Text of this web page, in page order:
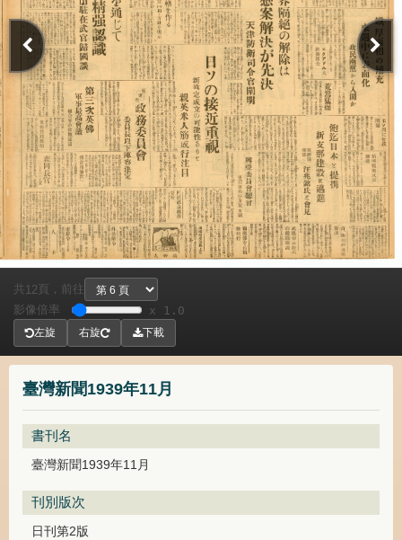
臺灣新聞1939年11月
書刊名
臺灣新聞1939年11月
刊別版次
日刊第2版
共 12頁， 前往
影像倍率
x 1.0
左旋 右旋 下載